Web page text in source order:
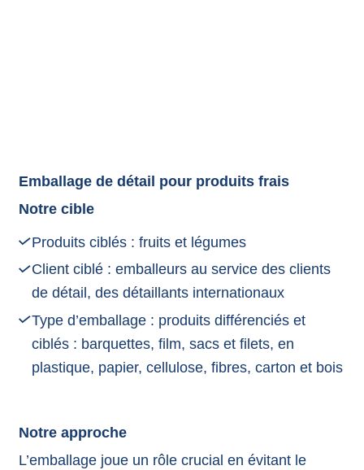
Emballage de détail pour produits frais
Notre cible
Produits ciblés : fruits et légumes
Client ciblé : emballeurs au service des clients
de détail, des détaillants internationaux
Type d’emballage : produits différenciés et
ciblés : barquettes, film, sacs et filets, en
plastique, papier, cellulose, fibres, carton et bois
Notre approche
L’emballage joue un rôle crucial en évitant le